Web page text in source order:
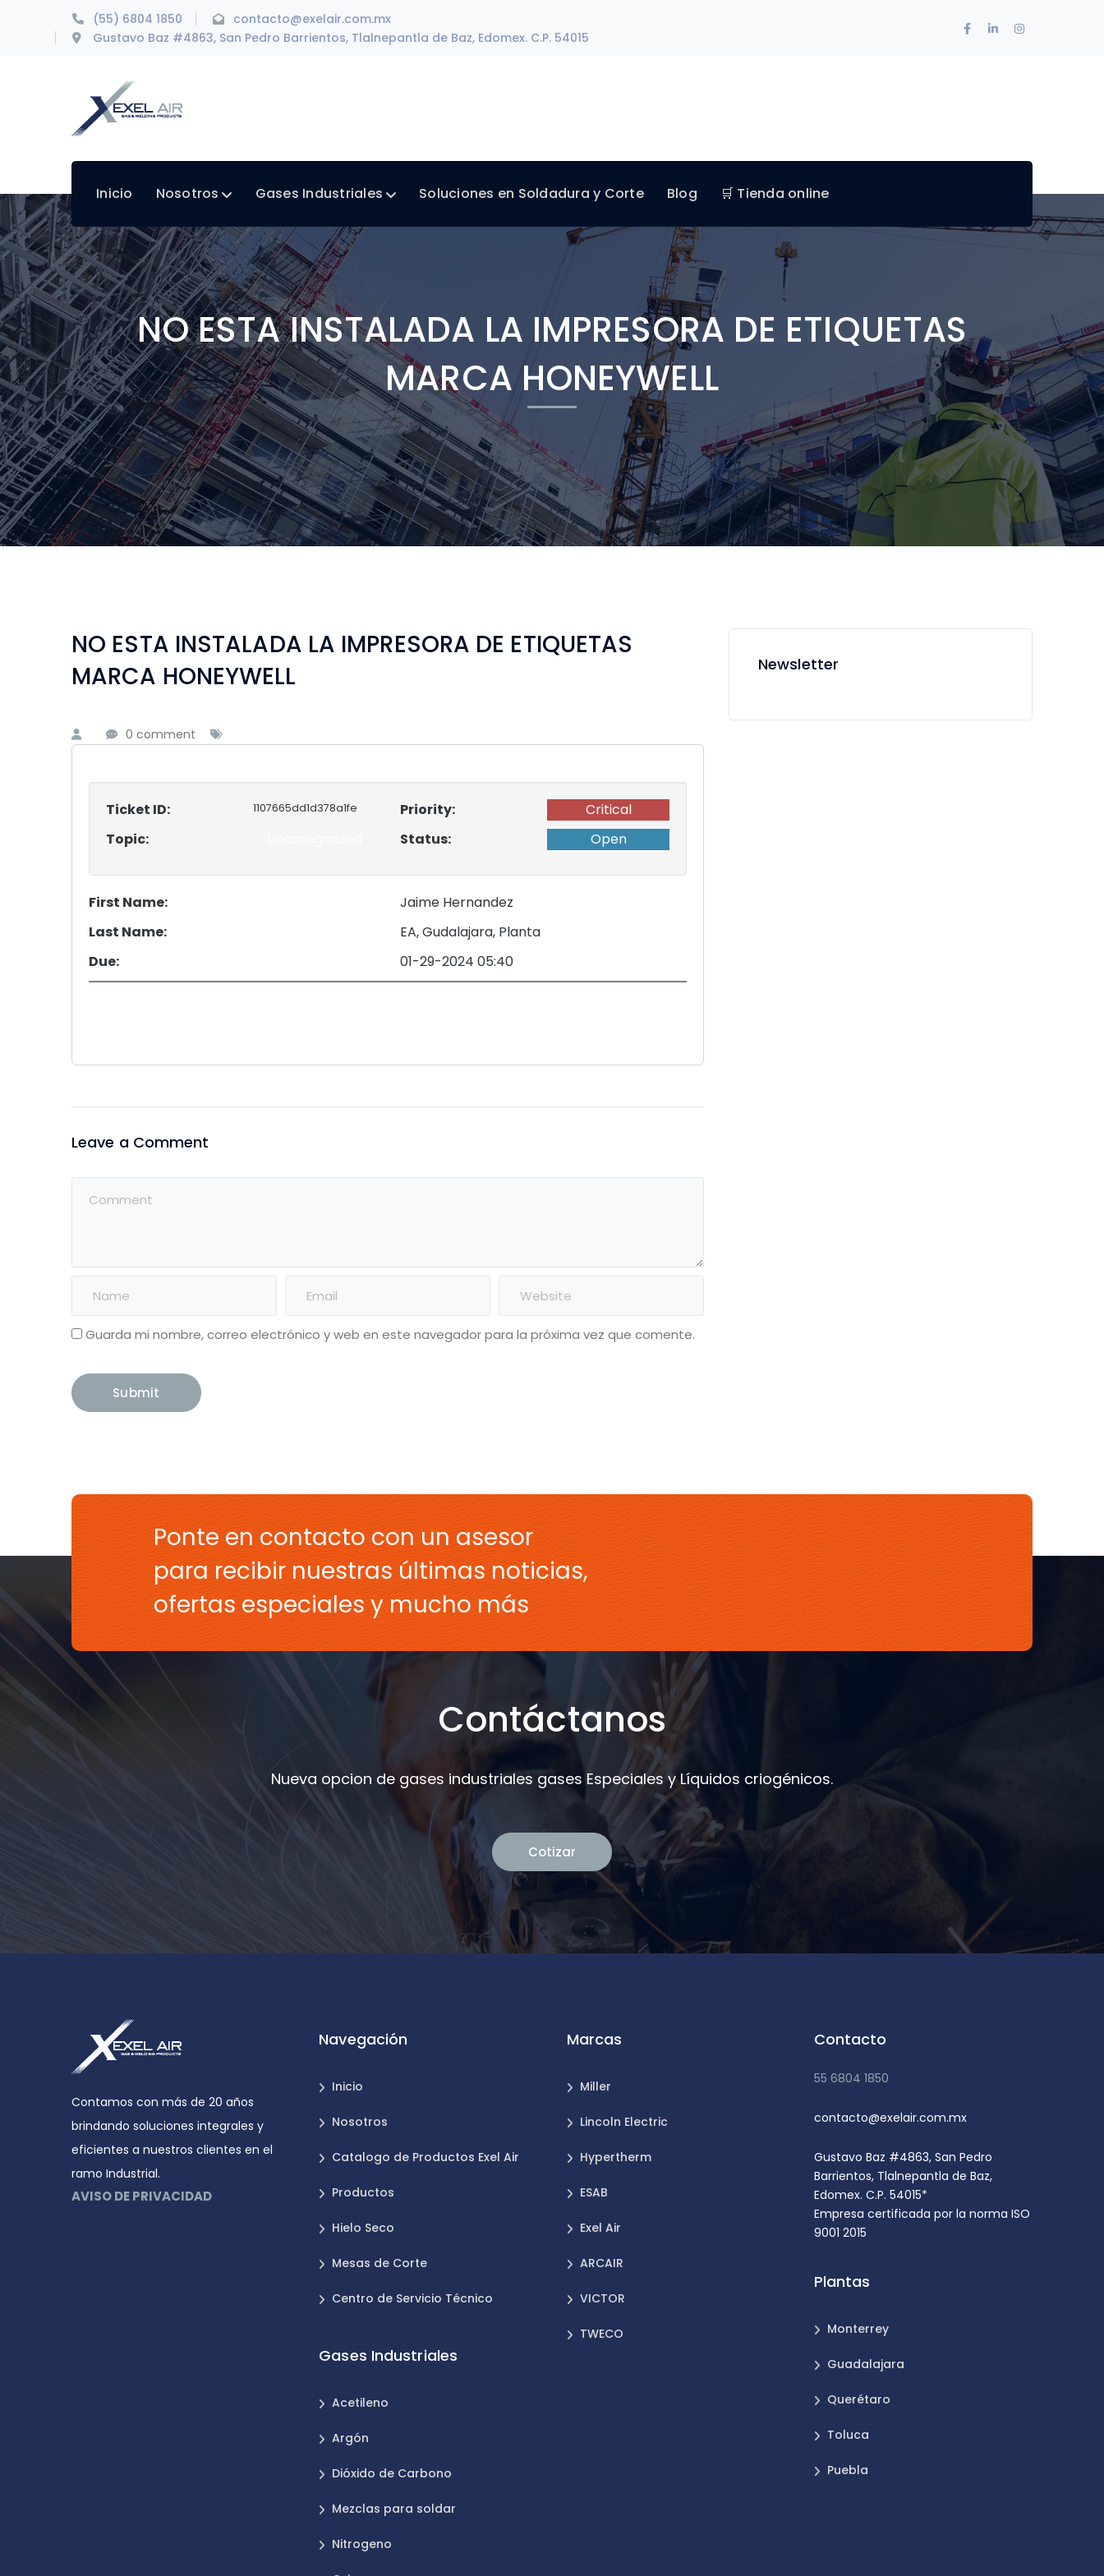
(55) 6804 1850
contacto@exelair.com.mx
Gustavo Baz #4863, San Pedro Barrientos, Tlalnepantla de Baz, Edomex. C.P. 54015
Facebook
LinkedInInstagram
Inicio Nosotros Gases Industriales Soluciones en Soldadura y Corte Blog 🛒 Tienda online
NO ESTA INSTALADA LA IMPRESORA DE ETIQUETAS
MARCA HONEYWELL
NO ESTA INSTALADA LA IMPRESORA DE ETIQUETAS
MARCA HONEYWELL
0 comment
Ticket ID: 1107665dd1d378a1fe Priority:
Critical
Topic:
Status: Open
First Name:
Jaime Hernandez
Last Name:
EA, Gudalajara, Planta
Due:
01-29-2024 05:40
Leave a Comment
Guarda mi nombre, correo electrónico y web en este navegador para la próxima vez que comente.
Newsletter
Ponte en contacto con un asesor
para recibir nuestras últimas noticias,
ofertas especiales y mucho más
Contáctanos
Nueva opcion de gases industriales gases Especiales y Líquidos criogénicos.
Cotizar
Contamos con más de 20 años
brindando soluciones integrales y
eficientes a nuestros clientes en el
ramo Industrial.
AVISO DE PRIVACIDAD
Navegación
Inicio
Nosotros
Catalogo de Productos Exel Air
Productos
Hielo Seco
Mesas de Corte
Centro de Servicio Técnico
Gases Industriales
Acetileno
Argón
Dióxido de Carbono
Mezclas para soldar
Nitrogeno
Marcas
Miller
Lincoln Electric
Hypertherm
ESAB
Exel Air
ARCAIR
VICTOR
TWECO
Contacto
55 6804 1850
contacto@exelair.com.mx
Gustavo Baz #4863, San Pedro
Barrientos, Tlalnepantla de Baz,
Edomex. C.P. 54015*
Empresa certificada por la norma ISO
9001 2015
Plantas
Monterrey
Guadalajara
Querétaro
Toluca
Puebla